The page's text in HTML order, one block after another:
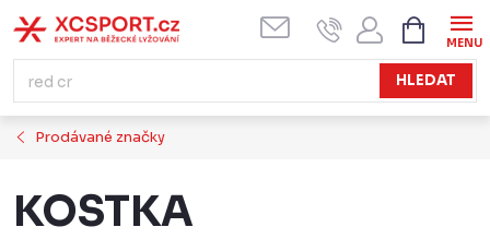
na
obsah
HLEDAT
KOŠÍK
Prodávané značky
KOSTKA